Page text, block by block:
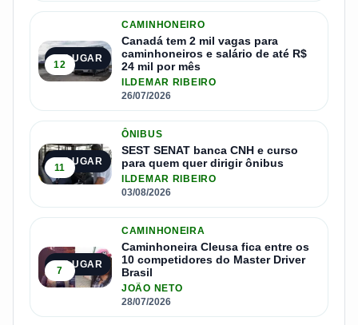
2º LUGAR
12
CAMINHONEIRO
Canadá tem 2 mil vagas para
caminhoneiros e salário de até R$
24 mil por mês
ILDEMAR RIBEIRO
26/07/2026
3º LUGAR
11
ÔNIBUS
SEST SENAT banca CNH e curso
para quem quer dirigir ônibus
ILDEMAR RIBEIRO
03/08/2026
4º LUGAR
7
CAMINHONEIRA
Caminhoneira Cleusa fica entre os
10 competidores do Master Driver
Brasil
JOÃO NETO
28/07/2026